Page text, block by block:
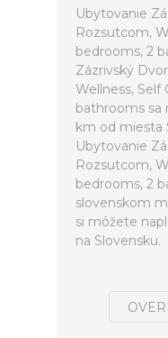
Ubytovanie
Rozsutcom,
bedrooms, 2
Zázrivský
Wellness, Self
bathrooms sa
km od miesta
Ubytovanie
Rozsutcom,
bedrooms, 2
slovenskom
si môžete
na Slovensku.